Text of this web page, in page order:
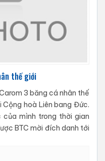
thế giới
3 băng cá nhân thế
hoà Liên bang Đức.
mình trong thời gian
BTC mời đích danh tới